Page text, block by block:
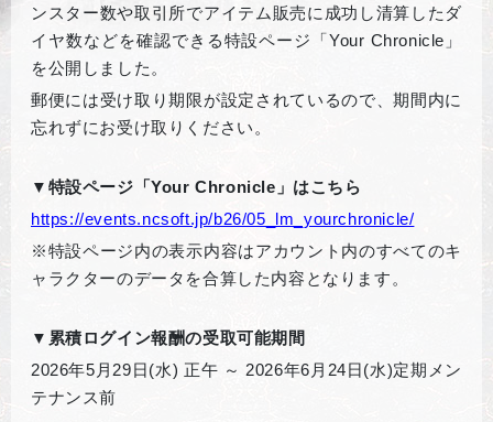
ンスター数や取引所でアイテム販売に成功し清算したダ
イヤ数などを確認できる特設ページ「Your Chronicle」
を公開しました。
郵便には受け取り期限が設定されているので、期間内に
忘れずにお受け取りください。
▼特設ページ「Your Chronicle」はこちら
https://events.ncsoft.jp/b26/05_lm_yourchronicle/
※特設ページ内の表示内容はアカウント内のすべてのキ
ャラクターのデータを合算した内容となります。
▼累積ログイン報酬の受取可能期間
2026年5月29日(水) 正午 ～ 2026年6月24日(水)定期メン
テナンス前